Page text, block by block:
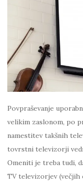
Povpraševanje
velikim zaslonom, po
namestitev takšnih
tovrstni televizorji
Omeniti je treba tudi,
TV televizorjev